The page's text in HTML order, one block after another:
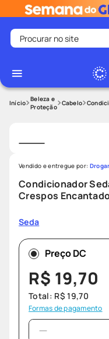
Procurar no site
1
2 º
medley
7º
protetor solar
10
º teste gravidez
Beleza e
Proteção Cabelo
Condicionador
Crespos
Seda
Vendido e entregue por:
Preço DC
R$ 19,70
Total: R$ 19,70
Formas de pagamento